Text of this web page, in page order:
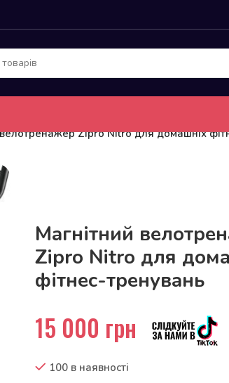
Zipro Nitro для домашніх
Магнітний
Zipro Nitro для
фітнес-тренувань
15 000 грн
100 в наявності